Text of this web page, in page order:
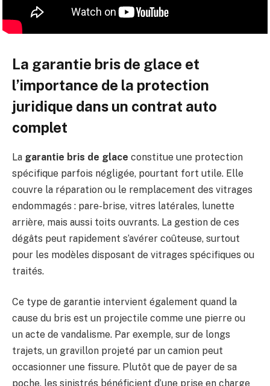
La garantie bris de glace et
l’importance de la protection
juridique dans un contrat auto
complet
La garantie bris de glace constitue une protection
spécifique parfois négligée, pourtant fort utile. Elle
couvre la réparation ou le remplacement des vitrages
endommagés : pare-brise, vitres latérales, lunette
arrière, mais aussi toits ouvrants. La gestion de ces
dégâts peut rapidement s’avérer coûteuse, surtout
pour les modèles disposant de vitrages spécifiques ou
traités.
Ce type de garantie intervient également quand la
cause du bris est un projectile comme une pierre ou
un acte de vandalisme. Par exemple, sur de longs
trajets, un gravillon projeté par un camion peut
occasionner une fissure. Plutôt que de payer de sa
poche, les sinistrés bénéficient d’une prise en charge